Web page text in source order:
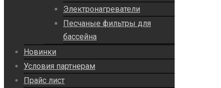
Электронагреватели
Песчаные фильтры для
бассейна
Новинки
Условия партнерам
Прайс лист